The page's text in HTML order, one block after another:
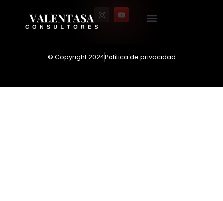
© Copyright 2024Política de privacidad